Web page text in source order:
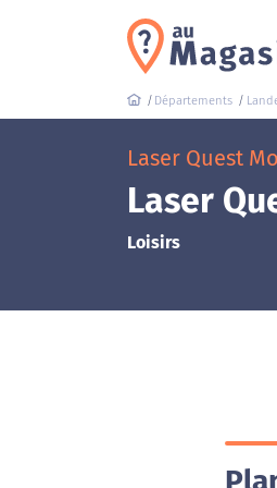
Départements
Laser Quest
Laser
Loisirs